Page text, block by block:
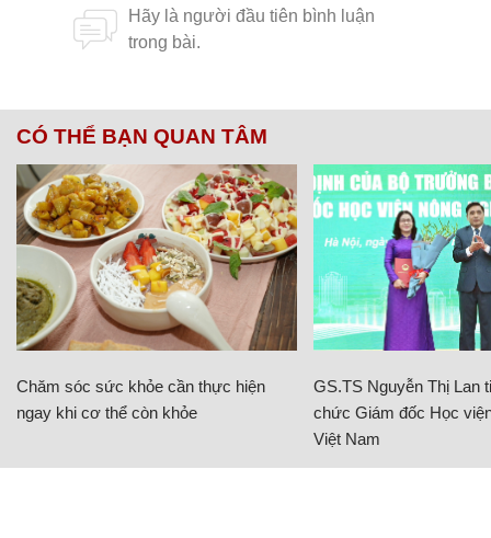
CÓ THỂ BẠN QUAN TÂM
Chăm sóc sức khỏe cần thực hiện
ngay khi cơ thể còn khỏe
GS.TS Nguyễn Thị Lan
chức Giám đốc Học
Việt Nam